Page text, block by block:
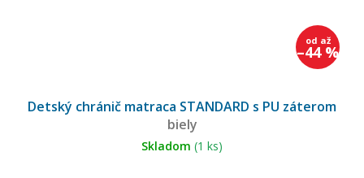
od až
–44 %
Detský chránič matraca STANDARD s PU záterom
biely
Skladom (1 ks)